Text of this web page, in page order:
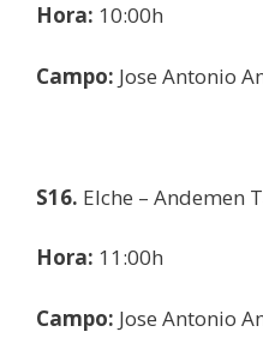
Hora: 10:00h
Campo: Jose Antonio
S16. Elche – Andemen
Hora: 11:00h
Campo: Jose Antonio